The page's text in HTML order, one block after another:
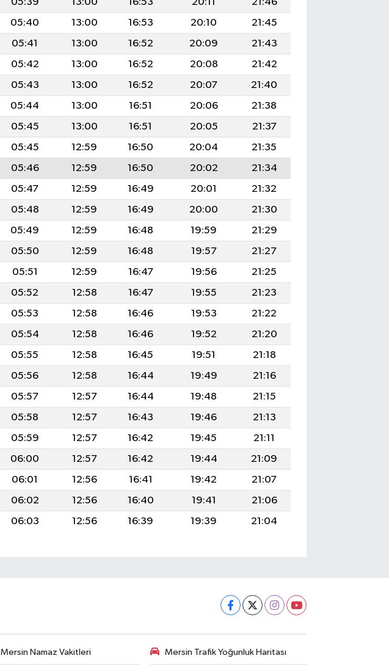
05:40 13:00 16:53 20:10
21:45
05:41 13:00 16:52 20:09
21:43
05:42 13:00 16:52 20:08
21:42
05:43 13:00 16:52 20:07
21:40
05:44 13:00 16:51 20:06
21:38
05:45 13:00 16:51 20:05
21:37
05:45 12:59 16:50 20:04
21:35
05:46 12:59 16:50 20:02
21:34
05:47 12:59 16:49 20:01
21:32
05:48 12:59 16:49 20:00
21:30
05:49 12:59 16:48 19:59
21:29
05:50 12:59 16:48 19:57
21:27
05:51 12:59 16:47 19:56
21:25
05:52 12:58 16:47 19:55
21:23
05:53 12:58 16:46 19:53
21:22
05:54 12:58 16:46 19:52
21:20
05:55 12:58 16:45 19:51
21:18
05:56 12:58 16:44 19:49
21:16
05:57 12:57 16:44 19:48
21:15
05:58 12:57 16:43 19:46
21:13
05:59 12:57 16:42 19:45
21:11
06:00 12:57 16:42 19:44
21:09
06:01 12:56 16:41 19:42
21:07
06:02 12:56 16:40 19:41
21:06
06:03 12:56 16:39 19:39 21:04
Mersin Namaz Vakitleri Mersin Trafik Yoğunluk Haritası